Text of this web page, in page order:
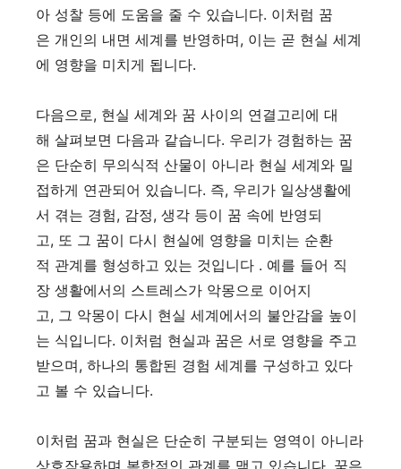
아 성찰 등에 도움을 줄 수 있습니다. 이처럼 꿈
은 개인의 내면 세계를 반영하며, 이는 곧 현실 세계
에 영향을 미치게 됩니다.
다음으로, 현실 세계와 꿈 사이의 연결고리에 대
해 살펴보면 다음과 같습니다. 우리가 경험하는 꿈
은 단순히 무의식적 산물이 아니라 현실 세계와 밀
접하게 연관되어 있습니다. 즉, 우리가 일상생활에
서 겪는 경험, 감정, 생각 등이 꿈 속에 반영되
고, 또 그 꿈이 다시 현실에 영향을 미치는 순환
적 관계를 형성하고 있는 것입니다 . 예를 들어 직
장 생활에서의 스트레스가 악몽으로 이어지
고, 그 악몽이 다시 현실 세계에서의 불안감을 높이
는 식입니다. 이처럼 현실과 꿈은 서로 영향을 주고
받으며, 하나의 통합된 경험 세계를 구성하고 있다
고 볼 수 있습니다.
이처럼 꿈과 현실은 단순히 구분되는 영역이 아니라
상호작용하며 복합적인 관계를 맺고 있습니다. 꿈은